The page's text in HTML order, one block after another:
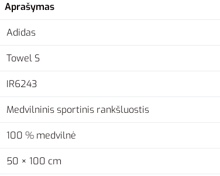
Aprašymas
Adidas
Towel S
IR6243
Medvilninis sportinis rankšluostis
100 % medvilnė
50 × 100 cm